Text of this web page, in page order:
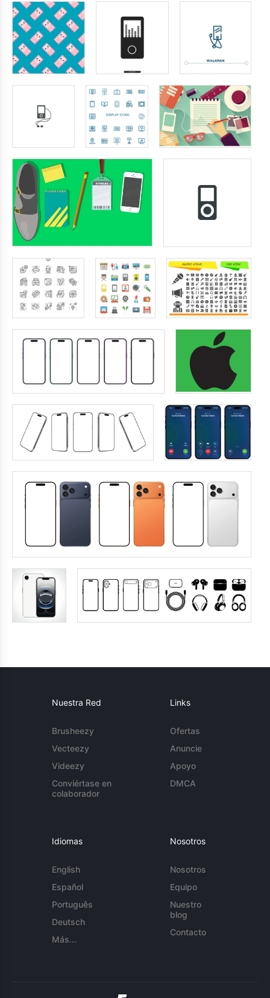
Nuestra Red
Brusheezy
Vecteezy
Videezy
Conviértase en
colaborador
Links
Ofertas
Anuncie
Apoyo
DMCA
Idiomas
English
Español
Português
Deutsch
Más...
Nosotros
Nosotros
Equipo
Nuestro
blog
Contacto